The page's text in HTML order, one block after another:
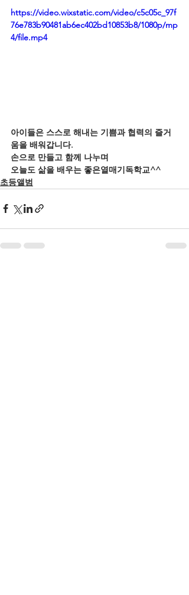
https://video.wixstatic.com/video/c5c05c_97f
76e783b90481ab6ec402bd10853b8/1080p/mp
4/file.mp4
아이들은 스스로 해내는 기쁨과 협력의 즐거
움을 배워갑니다.
손으로 만들고 함께 나누며
오늘도 삶을 배우는 좋은열매기독학교^^
초등앨범